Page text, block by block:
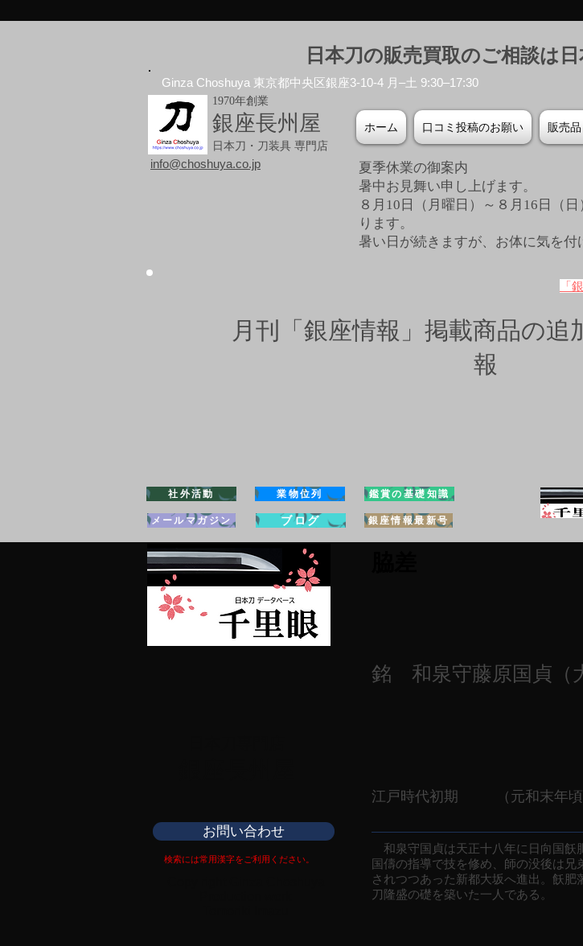
日本刀の販売買取のご相談は
Ginza Choshuya 東京都中央区銀座3-10-4 月–土 9:30–17:30
1970年創業
銀座長州屋
日本刀・刀装具 専門店
ホーム 口コミ投稿のお願い 販売
info@choshuya.co.jp
夏季休業の御案内
暑中お見舞い申し上げます。
８月10日（月曜日）～８月16日（
ります。
暑い日が続きますが、お体に気を付
「
月刊「銀座情報」掲載商品の追
報
社外活動 業物位列 鑑賞の基礎知識
メールマガジン ブログ 銀座情報最新号
銘 和泉守藤原国貞（
江戸時代初期 （元和末年頃
お問い合わせ
検索には常用漢字をご利用ください。
和泉守国貞は天正十八年に日向国飫
国儔の指導で技を修め、師の没後は
されつつあった新都大坂へ進出。飫
刀隆盛の礎を築いた一人である。